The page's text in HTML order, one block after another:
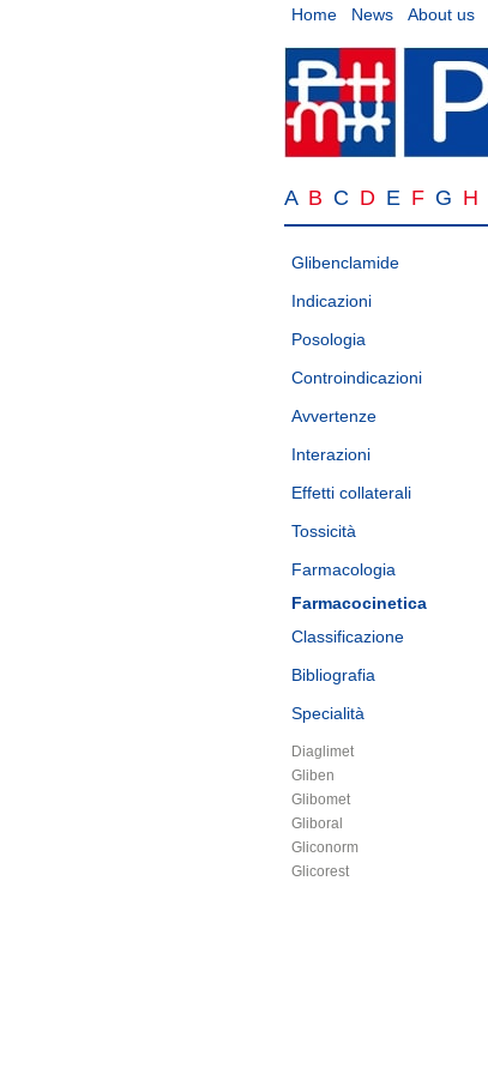
Home News About us
A B C D E F G H
Glibenclamide
Indicazioni
Posologia
Controindicazioni
Avvertenze
Interazioni
Effetti collaterali
Tossicità
Farmacologia
Farmacocinetica
Classificazione
Bibliografia
Specialità
Diaglimet
Gliben
Glibomet
Gliboral
Gliconorm
Glicorest